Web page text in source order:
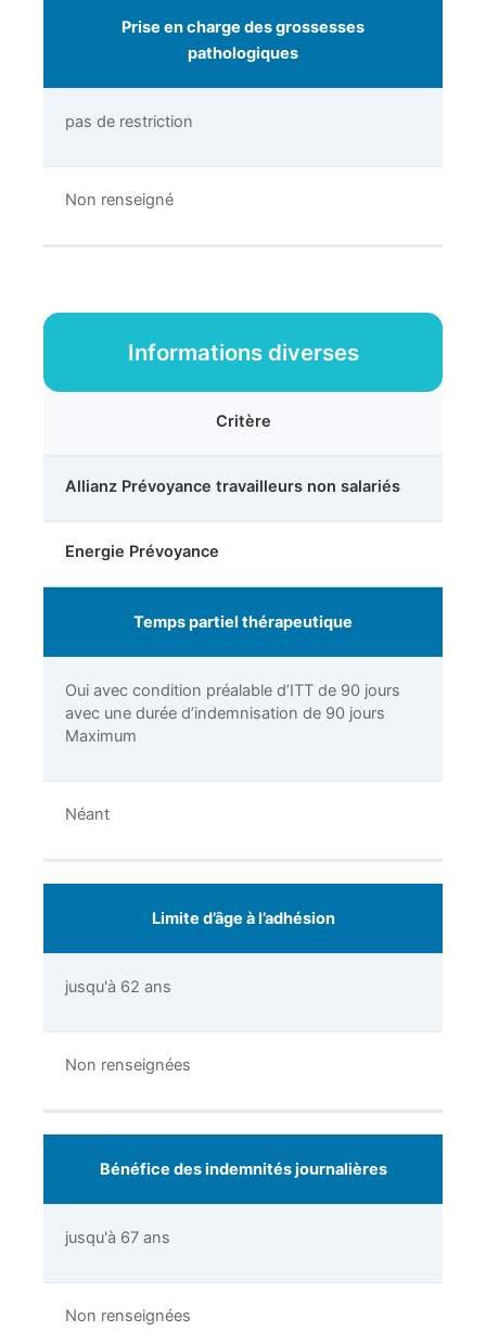
Prise en charge des grossesses
pathologiques
pas de restriction
Non renseigné
Informations diverses
Critère
Allianz Prévoyance travailleurs non salariés
Energie Prévoyance
Temps partiel thérapeutique
Oui avec condition préalable d’ITT de 90 jours
avec une durée d’indemnisation de 90 jours
Maximum
Néant
Limite d’âge à l’adhésion
jusqu'à 62 ans
Non renseignées
Bénéfice des indemnités journalières
jusqu'à 67 ans
Non renseignées